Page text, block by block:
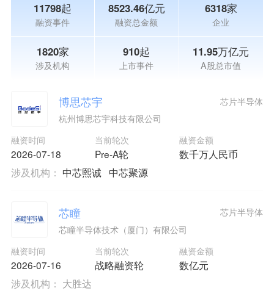
11798起
融资事件
8523.46亿元
融资总金额
6318家
企业
1820家
涉及机构
910起
上市事件
11.95万亿元
A股总市值
博思芯宇
杭州博思芯宇科技有限公司
融资时间
2026-07-18
当前轮次
Pre-A轮
融资金额
数千万人民币
芯片半导体
涉及机构： 中芯熙诚 中芯聚源
芯瞳
芯瞳半导体技术（厦门）有限公司
融资时间
2026-07-16
当前轮次
战略融资轮
融资金额
数亿元
芯片半导体
涉及机构： 大胜达